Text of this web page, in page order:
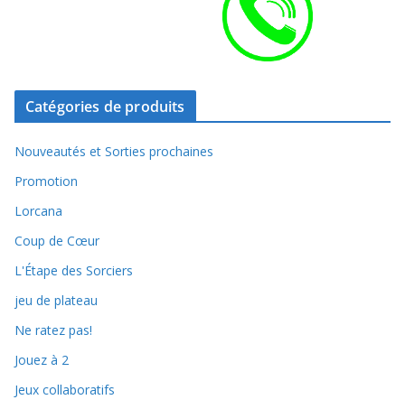
Catégories de produits
Nouveautés et Sorties prochaines
Promotion
Lorcana
Coup de Cœur
L'Étape des Sorciers
jeu de plateau
Ne ratez pas!
Jouez à 2
Jeux collaboratifs